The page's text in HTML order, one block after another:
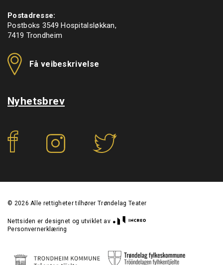
Postadresse:
Postboks 3549 Hospitalsløkkan,
7419 Trondheim
Få veibeskrivelse
Nyhetsbrev
f
© 2026 Alle rettigheter tilhører Trøndelag Teater
Nettsiden er designet og utviklet av
Personvernerklæring